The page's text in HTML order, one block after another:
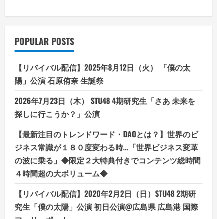
イ
場
を
読
稼
ぐ
裏
技】
「金
融・
経
済
が
変
革
す
る
時、
必
ず
そ
こ
に
大
き
な
富
POPULAR POSTS
【リバイバル配信】2025年8月12日（火） 「僕の太
陽」公演 石原侑奈 生誕祭
2026年7月23日（木） STU48 4期研究生「さあ 未来を
探しに行こうか？」公演
【最新注目のトレンドワード・DAOとは？】世界のビ
ジネス常識が１８０度変わる時…「世界ビジネス変革
の波に乗る」◆限定２大特典付きでコンテンツ総時間
４時間超の大ボリューム◆
【リバイバル配信】2020年2月2日（日）STU48 2期研
究生「僕の太陽」公演 初日公演@広島県 広島港 国際